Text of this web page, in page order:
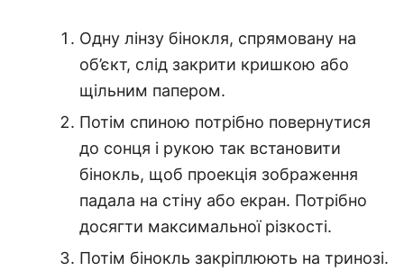
Одну лінзу бінокля, спрямовану на
об’єкт, слід закрити кришкою або
щільним папером.
Потім спиною потрібно повернутися
до сонця і рукою так встановити
бінокль, щоб проекція зображення
падала на стіну або екран. Потрібно
досягти максимальної різкості.
Потім бінокль закріплюють на тринозі.